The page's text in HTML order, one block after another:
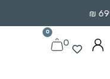
0
0